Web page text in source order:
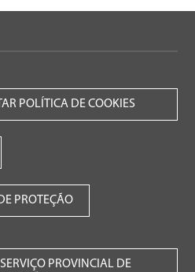
POLÍTICA DE COOKIES
PROTEÇÃO
PROVINCIAL DE